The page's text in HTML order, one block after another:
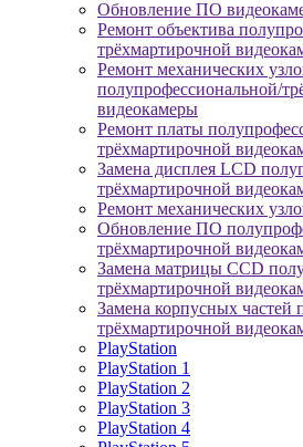
Обновление ПО
Ремонт объектива
трёхмартирочной
Ремонт механических
полупрофессиональной/
видеокамеры
Ремонт платы
трёхмартирочной
Замена дисплея LCD
трёхмартирочной
Ремонт механических
Обновление ПО
трёхмартирочной
Замена матрицы CCD
трёхмартирочной
Замена корпусных частей
трёхмартирочной
PlayStation
PlayStation 1
PlayStation 2
PlayStation 3
PlayStation 4